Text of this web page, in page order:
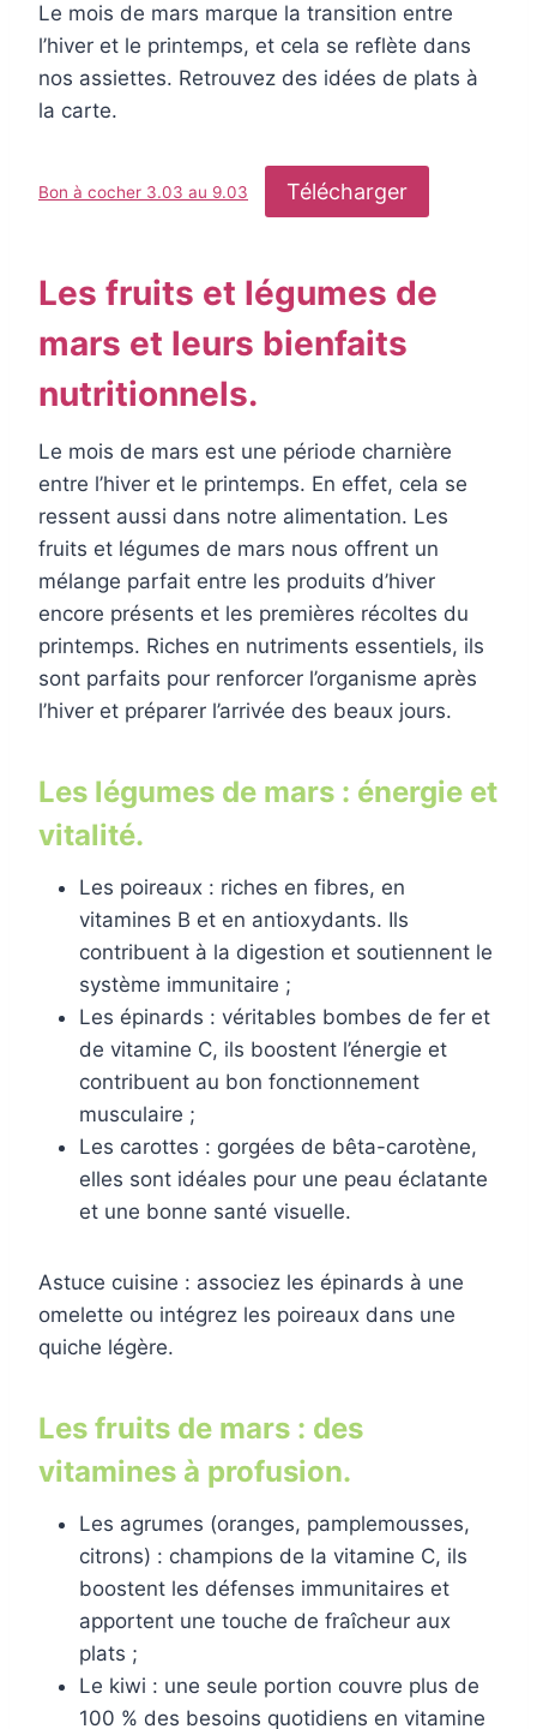
Le mois de mars marque la transition entre
l’hiver et le printemps, et cela se reflète dans
nos assiettes. Retrouvez des idées de plats à
la carte.
Bon à cocher 3.03 au 9.03 Télécharger
Les fruits et légumes de
mars et leurs bienfaits
nutritionnels.
Le mois de mars est une période charnière
entre l’hiver et le printemps. En effet, cela se
ressent aussi dans notre alimentation. Les
fruits et légumes de mars nous offrent un
mélange parfait entre les produits d’hiver
encore présents et les premières récoltes du
printemps. Riches en nutriments essentiels, ils
sont parfaits pour renforcer l’organisme après
l’hiver et préparer l’arrivée des beaux jours.
Les légumes de mars : énergie et
vitalité.
Les poireaux : riches en fibres, en
vitamines B et en antioxydants. Ils
contribuent à la digestion et soutiennent le
système immunitaire ;
Les épinards : véritables bombes de fer et
de vitamine C, ils boostent l’énergie et
contribuent au bon fonctionnement
musculaire ;
Les carottes : gorgées de bêta-carotène,
elles sont idéales pour une peau éclatante
et une bonne santé visuelle.
Astuce cuisine : associez les épinards à une
omelette ou intégrez les poireaux dans une
quiche légère.
Les fruits de mars : des
vitamines à profusion.
Les agrumes (oranges, pamplemousses,
citrons) : champions de la vitamine C, ils
boostent les défenses immunitaires et
apportent une touche de fraîcheur aux
plats ;
Le kiwi : une seule portion couvre plus de
100 % des besoins quotidiens en vitamine